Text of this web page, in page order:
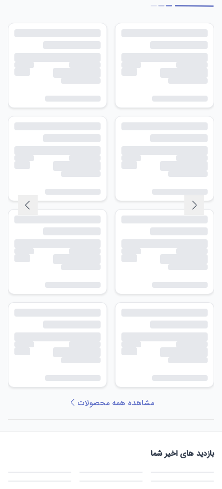
مشاهده همه محصولات
بازدید های اخیر شما